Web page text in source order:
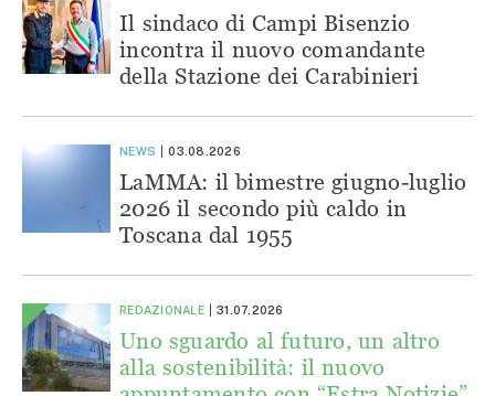
Il sindaco di Campi Bisenzio
incontra il nuovo comandante
della Stazione dei Carabinieri
NEWS 03.08.2026
LaMMA: il bimestre giugno-luglio
2026 il secondo più caldo in
Toscana dal 1955
REDAZIONALE 31.07.2026
Uno sguardo al futuro, un altro
alla sostenibilità: il nuovo